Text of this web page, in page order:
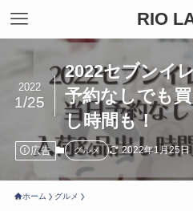
RIO
2022セブンイ
予約なしでも
し時間も！
2022
1/25
広告 グルメ 2022年1月25日
ホーム グルメ